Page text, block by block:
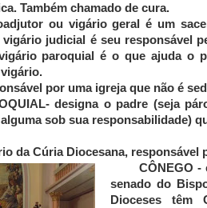
Também chamado de cura.
ou vigário geral é um
judicial é seu responsável
paroquial é o que ajuda o
por uma igreja que não é
- designa o padre (seja
sob sua responsabilidade)
da Cúria Diocesana, responsável
CÔNEGO -
senado do
Dioceses têm